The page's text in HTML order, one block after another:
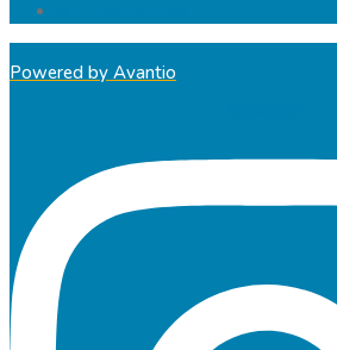
Powered by Avantio